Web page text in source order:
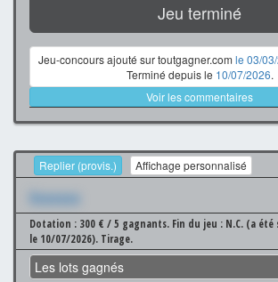
Jeu terminé
Jeu-concours ajouté sur toutgagner.com le 03/
Terminé depuis le 10/07/2026.
Voir les commentaires
Replier (provis.) Affichage personnalisé
Xxxxxxx
Dotation : 300 € / 5 gagnants. Fin du jeu : N.C. (a
le 10/07/2026). Tirage.
Les lots gagnés